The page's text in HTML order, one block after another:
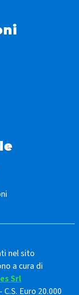
nel sito
a cura di
Srl
C.S. Euro 20.000